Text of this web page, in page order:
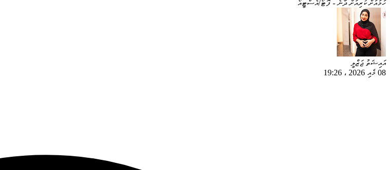
ހަމައަށް ކުރިއަށް ދާނެ - ފޮޓޯ/އެސްޓީއޯ
އައިޝަތު ޖަޒްލީ
08 މެއި 2026
، 19:26